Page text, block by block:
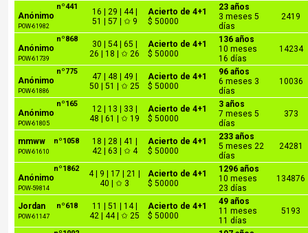
nº441
Anónimo
POW-61982
16 | 29 | 44 |
51 | 57 | ✩ 9
Acierto de 4+1
$ 50000
23 años
3 meses 5
días
2419
nº868
Anónimo
POW-61739
30 | 54 | 65 |
26 | 18 | ✩ 26
Acierto de 4+1
$ 50000
136 años
10 meses
16 días
14234
nº775
Anónimo
POW-61886
47 | 48 | 49 |
50 | 51 | ✩ 25
Acierto de 4+1
$ 50000
96 años
6 meses 3
días
10036
nº165
Anónimo
POW-61805
12 | 13 | 33 |
48 | 61 | ✩ 19
Acierto de 4+1
$ 50000
3 años
7 meses 5
días
373
nº1058
mmww
POW-61610
18 | 28 | 41 |
42 | 63 | ✩ 4
Acierto de 4+1
$ 50000
233 años
5 meses 22
días
24281
nº1862
Anónimo
POW-59814
4 | 9 | 17 | 21 |
40 | ✩ 3
Acierto de 4+1
$ 50000
1296 años
10 meses
23 días
134876
nº618
Jordan
POW-61147
11 | 51 | 14 |
42 | 44 | ✩ 25
Acierto de 4+1
$ 50000
49 años
11 meses
11 días
5193